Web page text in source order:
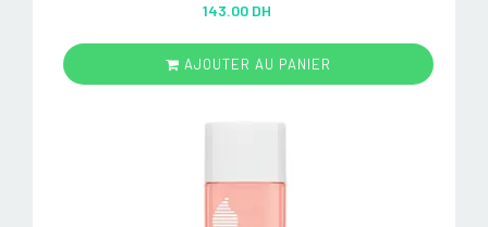
out of 5
143.00 DH
AJOUTER AU PANIER